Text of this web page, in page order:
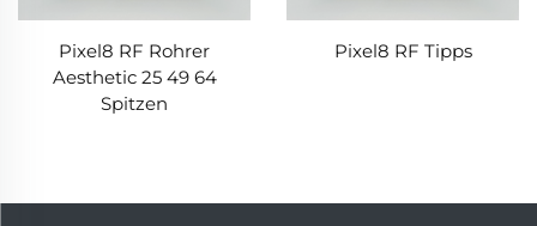
Pixel8 RF Rohrer
Aesthetic 25 49 64
Spitzen
Pixel8 RF Tipps